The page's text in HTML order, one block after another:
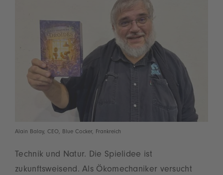
Alain Balay, CEO, Blue Cocker, Frankreich
Technik und Natur. Die Spielidee ist
zukunftsweisend. Als Ökomechaniker versucht